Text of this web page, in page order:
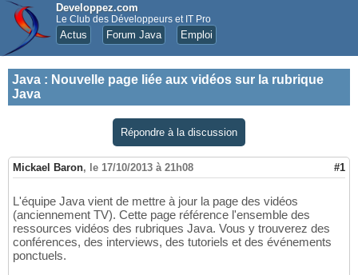
Developpez.com
Le Club des Développeurs et IT Pro
Actus Forum Java Emploi
Java : Nouvelle page liée aux vidéos sur la rubrique
Java
Répondre à la discussion
Mickael Baron, le 17/10/2013 à 21h08 #1
L'équipe Java vient de mettre à jour la page des vidéos
(anciennement TV). Cette page référence l'ensemble des
ressources vidéos des rubriques Java. Vous y trouverez des
conférences, des interviews, des tutoriels et des événements
ponctuels.